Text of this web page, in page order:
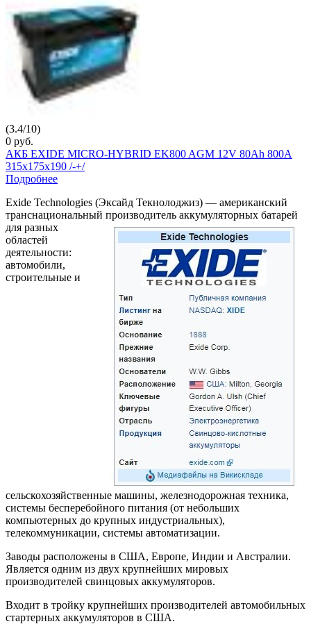
(3.4/10)
0 руб.
АКБ EXIDE MICRO-HYBRID EK800 AGM 12V 80Ah 800A
315x175x190 /-+/
Подробнее
Exide Technologies (Эксайд Текнолоджиз) — американский
транснациональный производитель аккумуляторных батарей
для разных
областей
деятельности:
автомобили,
строительные и
сельскохозяйственные машины, железнодорожная техника,
системы бесперебойного питания (от небольших
компьютерных до крупных индустриальных),
телекоммуникации, системы автоматизации.
Заводы расположены в США, Европе, Индии и Австралии.
Является одним из двух крупнейших мировых
производителей свинцовых аккумуляторов.
Входит в тройку крупнейших производителей автомобильных
стартерных аккумуляторов в США.